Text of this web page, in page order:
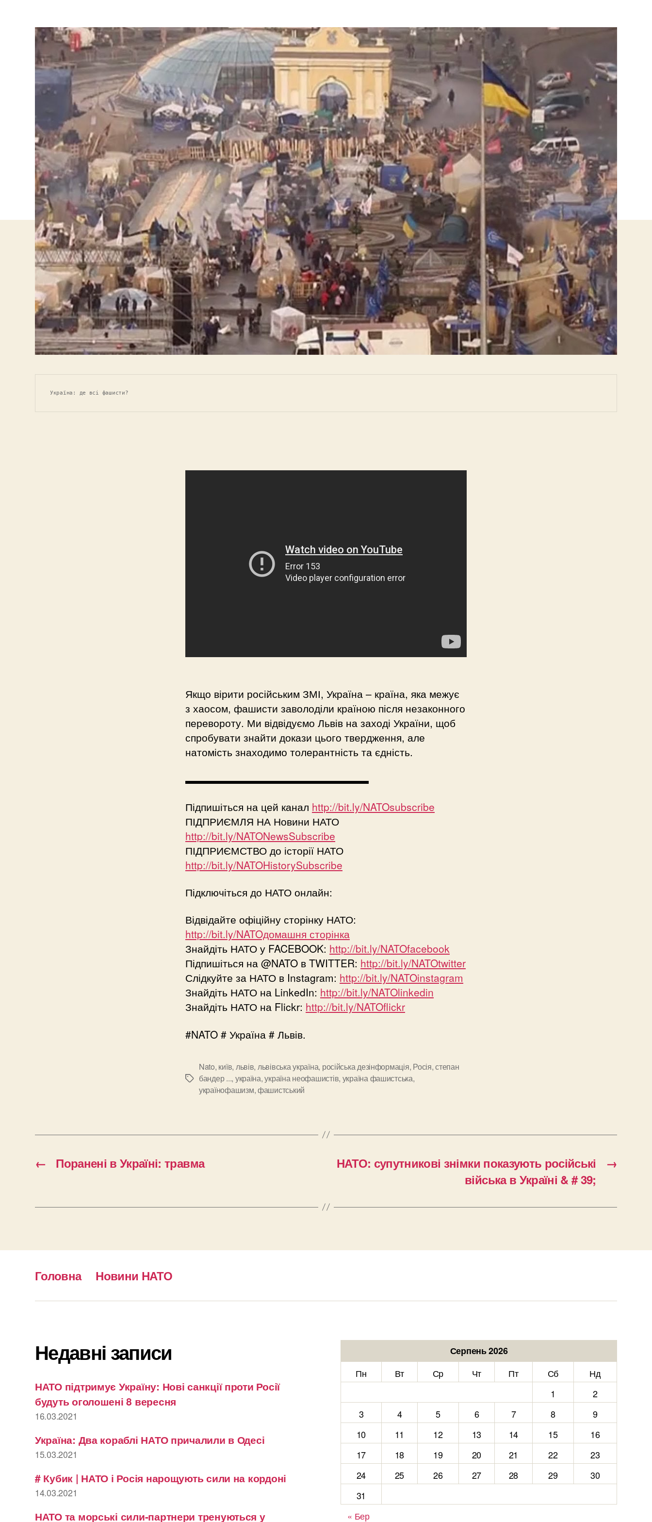
Україна: де всі фашисти?
Якщо вірити російським ЗМІ, Україна – країна, яка межує
з хаосом, фашисти заволоділи країною після незаконного
перевороту. Ми відвідуємо Львів на заході України, щоб
спробувати знайти докази цього твердження, але
натомість знаходимо толерантність та єдність.
▬▬▬▬▬▬▬▬▬▬▬▬▬▬▬▬▬▬
Підпишіться на цей канал http://bit.ly/NATOsubscribe
ПІДПРИЄМЛЯ НА Новини НАТО
http://bit.ly/NATONewsSubscribe
ПІДПРИЄМСТВО до історії НАТО
http://bit.ly/NATOHistorySubscribe
Підключіться до НАТО онлайн:
Відвідайте офіційну сторінку НАТО:
http://bit.ly/NATOдомашня сторінка
Знайдіть НАТО у FACEBOOK: http://bit.ly/NATOfacebook
Підпишіться на @NATO в TWITTER: http://bit.ly/NATOtwitter
Слідкуйте за НАТО в Instagram: http://bit.ly/NATOinstagram
Знайдіть НАТО на LinkedIn: http://bit.ly/NATOlinkedin
Знайдіть НАТО на Flickr: http://bit.ly/NATOflickr
#NATO # Україна # Львів.
Позначки
Nato, київ, львів, львівська україна, російська дезінформація, Росія,степан
бандер ..., україна,україна неофашистів, україна фашистська,
українофашизм,фашистський
← Поранені в Україні: травма →
НАТО: супутникові знімки показують російські
війська в Україні & # 39;
Головна Новини НАТО
Недавні записи
НАТО підтримує Україну: Нові санкції проти Росії
будуть оголошені 8 вересня
16.03.2021
Україна: Два кораблі НАТО причалили в Одесі
15.03.2021
# Кубик | НАТО і Росія нарощують сили на кордоні
14.03.2021
НАТО та морські сили-партнери тренуються у
Серпень 2026
Пн
Вт Ср Чт Пт Сб
Нд
1
2
3
4 5 6 7 8
9
10
11 12 13 14 15
16
17
18 19 20 21 22
23
24
25 26 27 28 29
30
31
« Бер